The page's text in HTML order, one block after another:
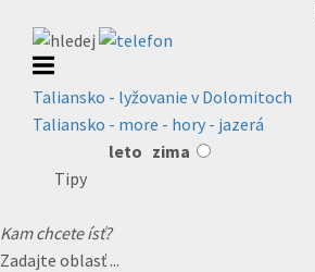
Taliansko - lyžovanie v Dolomitoch
Taliansko - more - hory - jazerá
leto zima
Tipy
Kam chcete ísť?
Zadajte oblasť ...